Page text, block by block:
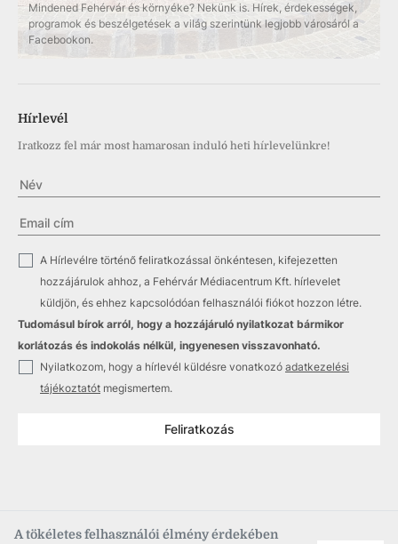
A tökéletes felhasználói élmény érdekében
Mindened Fehérvár és környéke? Nekünk is. Hírek, érdekességek,
programok és beszélgetések a világ szerintünk legjobb városáról a
Facebookon.
Hírlevél
Iratkozz fel már most hamarosan induló heti hírlevelünkre!
A Hírlevélre történő feliratkozással önkéntesen, kifejezetten
hozzájárulok ahhoz, a Fehérvár Médiacentrum Kft. hírlevelet
küldjön, és ehhez kapcsolódóan felhasználói fiókot hozzon létre.
Tudomásul bírok arról, hogy a hozzájáruló nyilatkozat bármikor
korlátozás és indokolás nélkül, ingyenesen visszavonható.
Nyilatkozom, hogy a hírlevél küldésre vonatkozó adatkezelési
tájékoztatót megismertem.
Feliratkozás